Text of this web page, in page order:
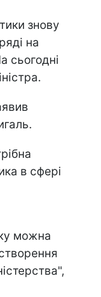
знову
на
сьогодні
в сфері
можна